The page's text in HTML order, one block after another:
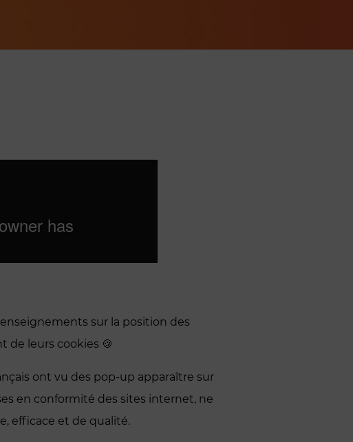
sur la position des
de leurs cookies 🍪
ont vu des pop-up apparaître sur
en conformité des sites internet, ne
efficace et de qualité.